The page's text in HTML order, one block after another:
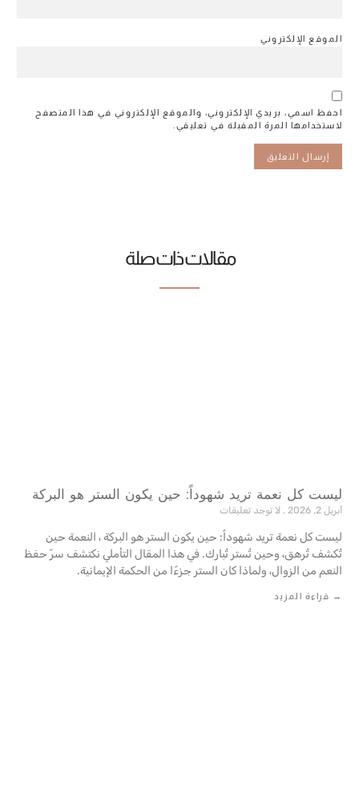
الموقع الإلكتروني
احفظ اسمي، بريدي الإلكتروني، والموقع الإلكتروني في هذا المتصفح
لاستخدامها المرة المقبلة في تعليقي.
مقالات ذات صلة
ليست كل نعمة تريد شهوداً: حين يكون الستر هو البركة
أبريل 2, 2026 لا توجد تعليقات
ليست كل نعمة تريد شهوداً: حين يكون الستر هو البركة ، النعمة حين
تُكشف تُرهق، وحين تُستر تُبارك. في هذا المقال التأملي نكتشف سرّ حفظ
النعم من الزوال، ولماذا كان الستر جزءًا من الحكمة ‏الإيمانية‎.‎
→ قراءة المزيد